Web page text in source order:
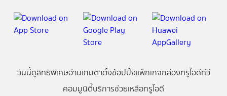
วันนี้ดูสิทธิพิเศษอ่านเกมตาตั้งช้อปปิ้งแพ็กเกจกล่องทรูไอดีทีวี
คอมมูนิตี้บริการช่วยเหลือทรูไอดี